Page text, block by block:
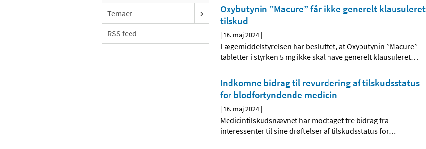
Temaer
RSS feed
Oxybutynin ”Macure” får ikke generelt klausuleret
tilskud
| 16. maj 2024 |
Lægemiddelstyrelsen har besluttet, at Oxybutynin ”Macure”
tabletter i styrken 5 mg ikke skal have generelt klausuleret…
Indkomne bidrag til revurdering af tilskudsstatus
for blodfortyndende medicin
| 16. maj 2024 |
Medicintilskudsnævnet har modtaget tre bidrag fra
interessenter til sine drøftelser af tilskudsstatus for…